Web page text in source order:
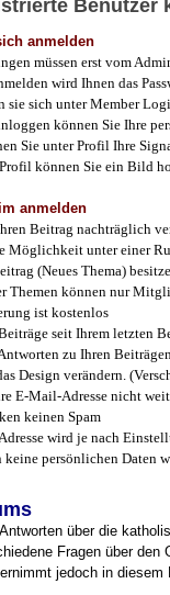
Benutzer
anmelden
müssen erst vom
wird Ihnen das
sie sich unter Member
können Sie Ihre
Sie unter Profil Ihre
können Sie ein Bild
anmelden
Beitrag nachträglich
Möglichkeit unter einer
(Neues Thema)
Themen können nur
ist kostenlos
seit Ihrem letzten
zu Ihren
Design verändern.
E-Mail-Adresse nicht
keinen Spam
wird je nach
keine persönlichen Daten
über die
Fragen über
jedoch in